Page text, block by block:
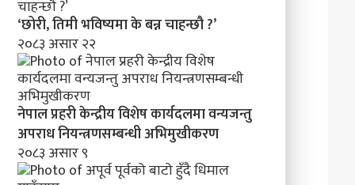
प
रा
ध
नि
य
न्त्र
ण
स
म्ब
न्धी
‘छोरी, तिमी भविष्यमा के बन्न चाहन्छौ ?’
२०८३ असार २२
नेपाल प्रहरी केन्द्रीय विशेष कार्यदलमा वन्यजन्तु
अपराध नियन्त्रणसम्बन्धी अभिमुखीकरण
२०८३ असार ९